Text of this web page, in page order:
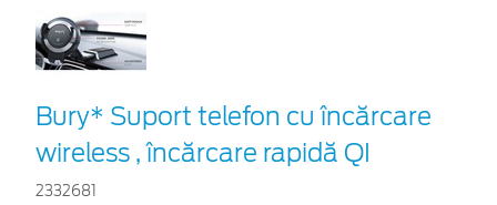
Bury* Suport telefon cu încărcare
wireless , încărcare rapidă QI
2332681